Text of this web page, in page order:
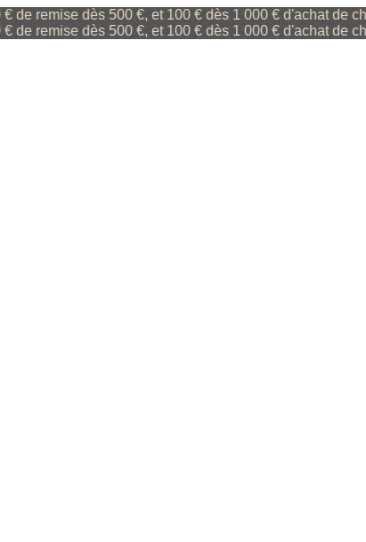
dès 500 €, et 100 € dès 1 000 € d'achat de
dès 500 €, et 100 € dès 1 000 € d'achat de